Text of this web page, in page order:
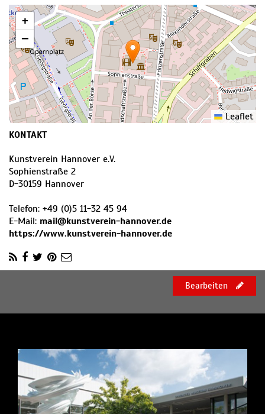
+
−
Leaflet
KONTAKT
Kunstverein Hannover e.V.
Sophienstraße 2
D-30159 Hannover
Telefon: +49 (0)5 11-32 45 94
E-Mail: mail@kunstverein-hannover.de
https://www.kunstverein-hannover.de
Bearbeiten